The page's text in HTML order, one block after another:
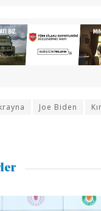
Joe Biden